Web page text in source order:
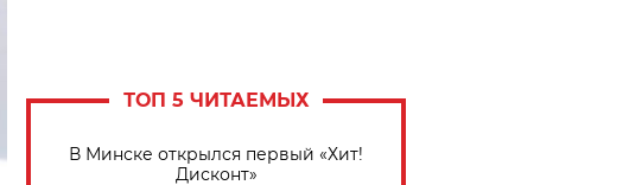
ТОП 5 ЧИТАЕМЫХ
В Минске открылся первый «Хит!
Дисконт»